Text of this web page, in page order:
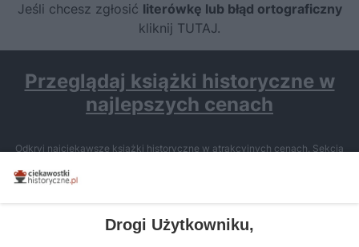
Jeśli chcesz zgłosić literówkę lub błąd ortograficzny
kliknij TUTAJ.
Przeglądaj książki historyczne w
najlepszych cenach
Odkryj najciekawsze książki historyczne w atrakcyjnych cenach. Sekcja
miłośników literatury w Polsce – dzięki temu możesz wybierać spośród
Drogi Użytkowniku,